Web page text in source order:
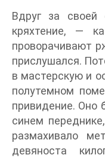
Вдруг за своей
кряхтение, —
проворачивают
прислушался.
в мастерскую и
полутемном
привидение. Оно
синем
размахивало
девяноста